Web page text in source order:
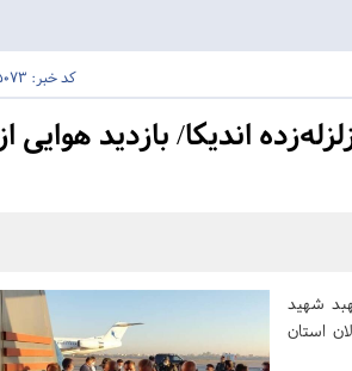
کد خبر: 495073
اندیکا/ بازدید هوایی از
شهید
استان